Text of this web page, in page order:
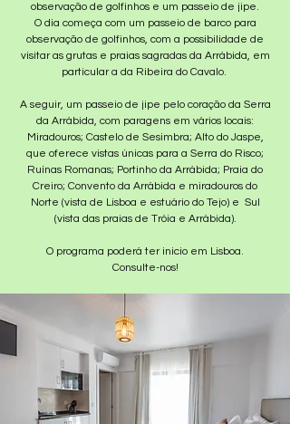
observação de golfinhos e um passeio de jipe.
O dia começa com um passeio de barco para
observação de golfinhos, com a possibilidade de
visitar as grutas e praias sagradas da Arrábida, em
particular a da Ribeira do Cavalo.
A seguir, um passeio de jipe ​​​​pelo coração da Serra
da Arrábida, com paragens em vários locais:
Miradouros; Castelo de Sesimbra; Alto do Jaspe,
que oferece vistas únicas para a Serra do Risco;
Ruínas Romanas; Portinho da Arrábida; Praia do
Creiro; Convento da Arrábida e miradouros do
Norte (vista de Lisboa e estuário do Tejo) e Sul
(vista das praias de Tróia e Arrábida).
O programa poderá ter inicio em Lisboa.
Consulte-nos!